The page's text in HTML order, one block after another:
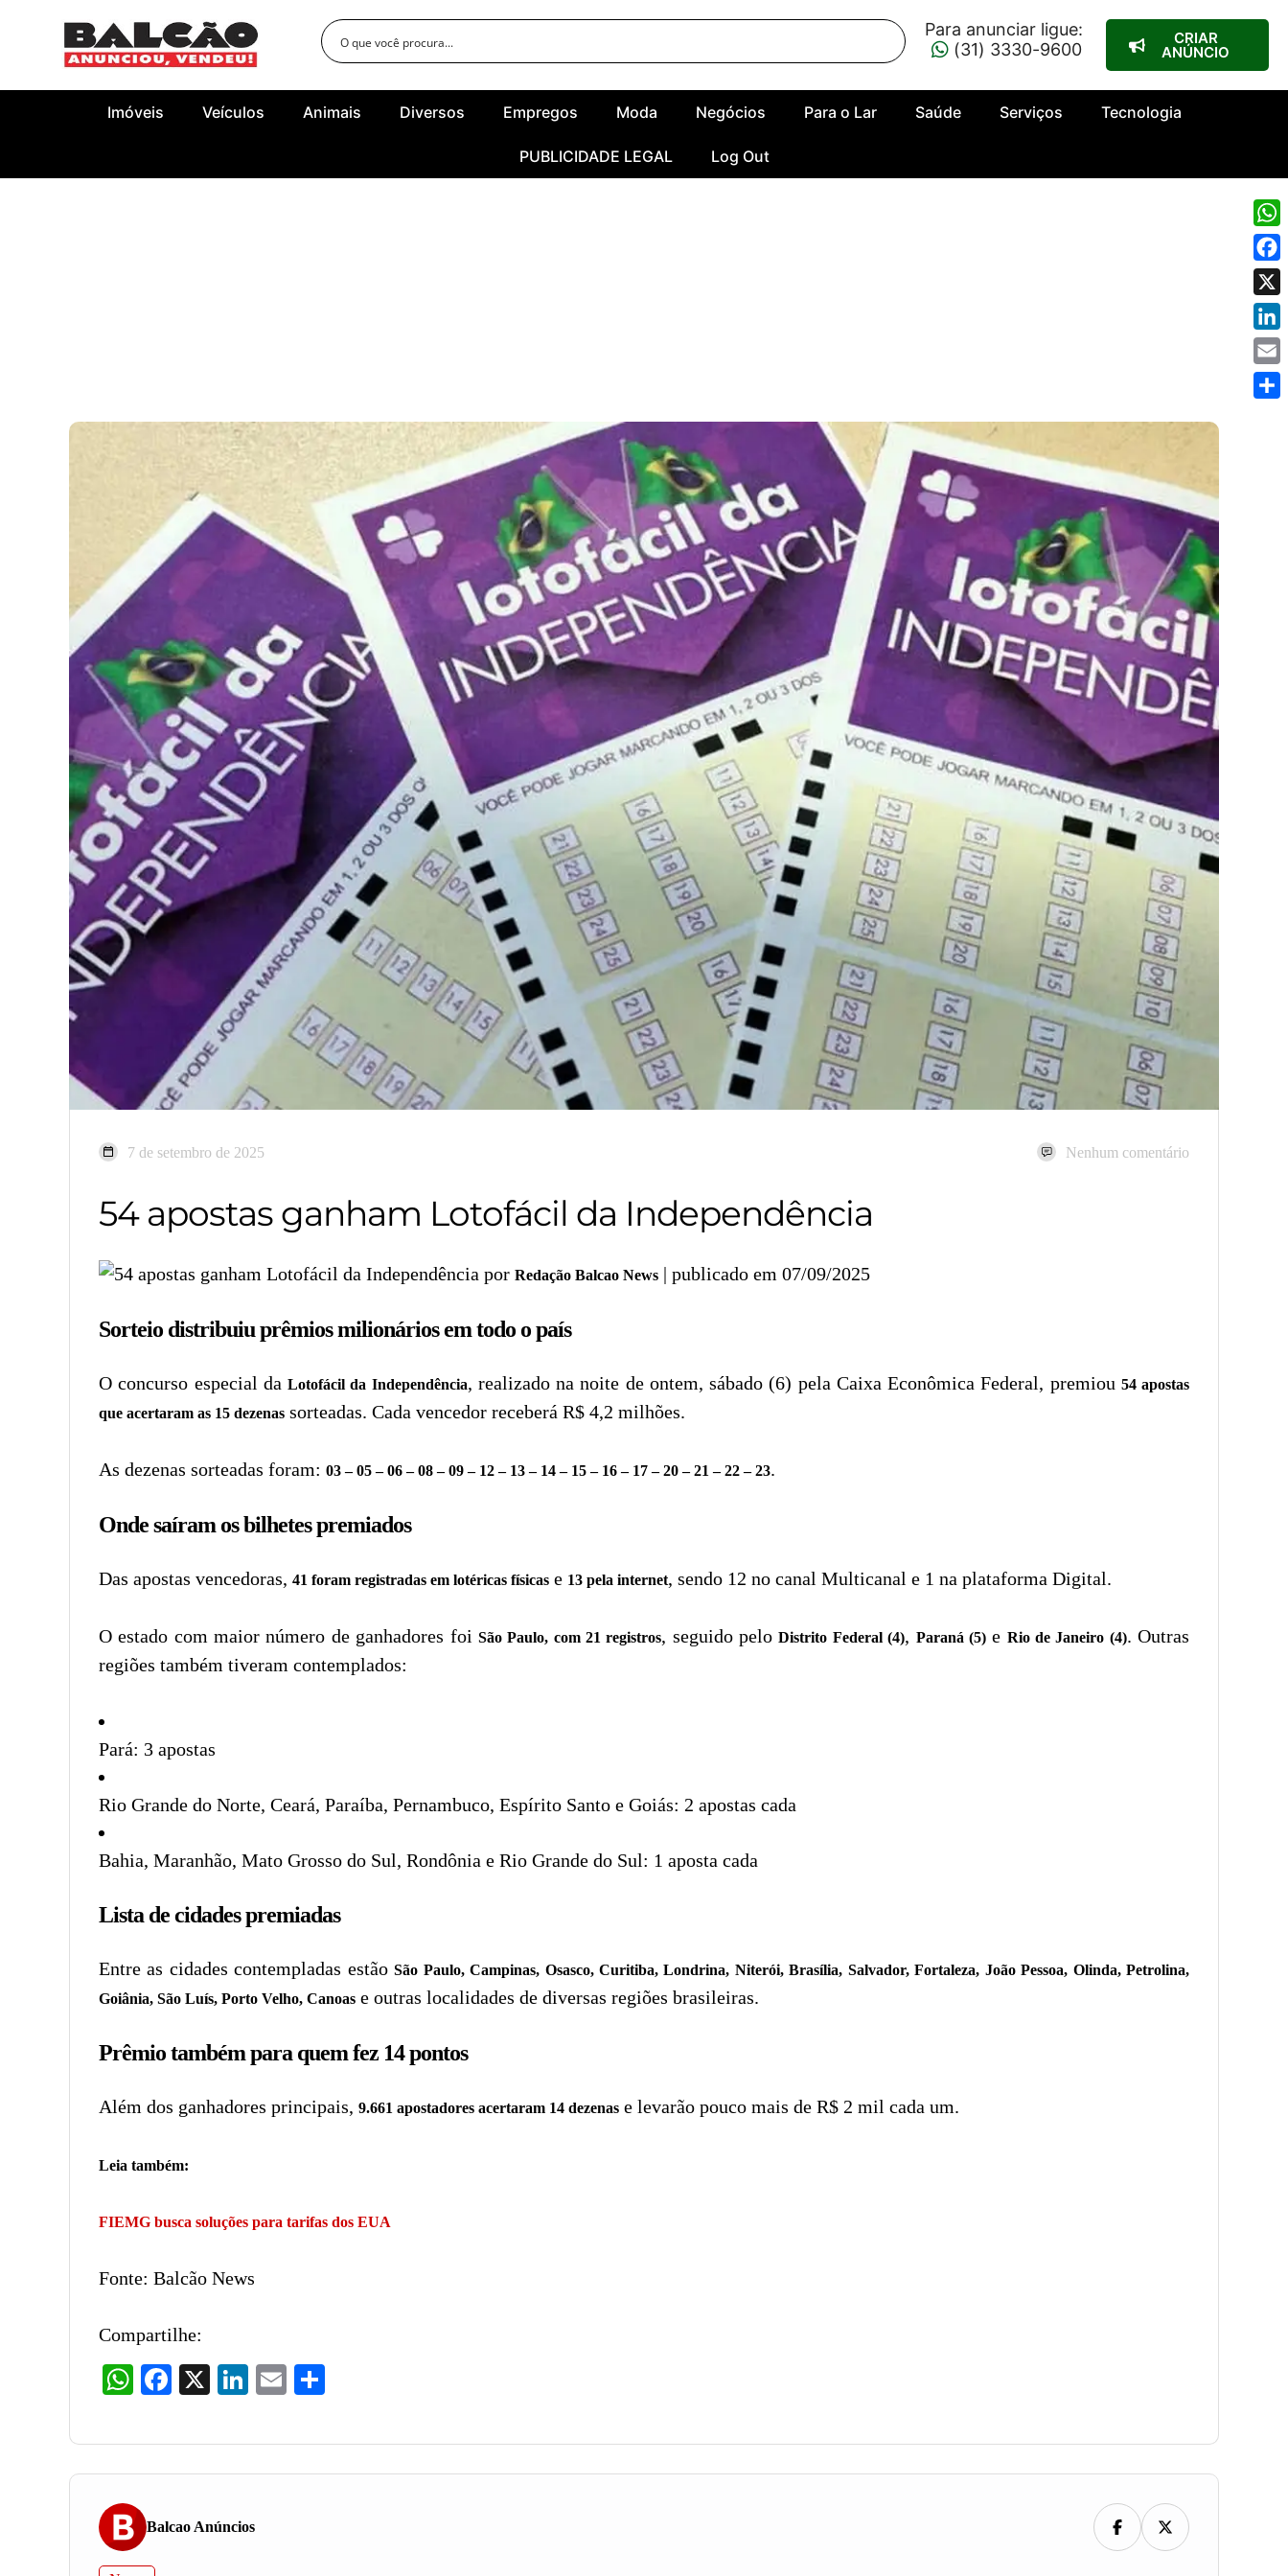
Para anunciar ligue:
(31) 3330-9600
CRIAR
ANÚNCIO
Imóveis Veículos Animais Diversos Empregos Moda Negócios Para o Lar Saúde Serviços Tecnologia
PUBLICIDADE LEGAL Log Out
7 de setembro de 2025 Nenhum comentário
54 apostas ganham Lotofácil da Independência
por Redação Balcao News | publicado em 07/09/2025
Sorteio distribuiu prêmios milionários em todo o país
O concurso especial da Lotofácil da Independência, realizado na noite de ontem, sábado (6) pela Caixa Econômica Federal, premiou 54 apostas
que acertaram as 15 dezenas sorteadas. Cada vencedor receberá R$ 4,2 milhões.
As dezenas sorteadas foram: 03 – 05 – 06 – 08 – 09 – 12 – 13 – 14 – 15 – 16 – 17 – 20 – 21 – 22 – 23.
Onde saíram os bilhetes premiados
Das apostas vencedoras, 41 foram registradas em lotéricas físicas e 13 pela internet, sendo 12 no canal Multicanal e 1 na plataforma Digital.
O estado com maior número de ganhadores foi São Paulo, com 21 registros, seguido peloDistrito Federal (4), Paraná (5)e Rio de Janeiro (4). Outras
regiões também tiveram contemplados:
Pará: 3 apostas
Rio Grande do Norte, Ceará, Paraíba, Pernambuco, Espírito Santo e Goiás: 2 apostas cada
Bahia, Maranhão, Mato Grosso do Sul, Rondônia e Rio Grande do Sul: 1 aposta cada
Lista de cidades premiadas
Entre as cidades contempladas estãoSão Paulo, Campinas, Osasco, Curitiba, Londrina, Niterói, Brasília, Salvador, Fortaleza, João Pessoa, Olinda, Petrolina,
Goiânia, São Luís, Porto Velho, Canoas e outras localidades de diversas regiões brasileiras.
Prêmio também para quem fez 14 pontos
Além dos ganhadores principais, 9.661 apostadores acertaram 14 dezenas e levarão pouco mais de R$ 2 mil cada um.
Leia também:
FIEMG busca soluções para tarifas dos EUA
Fonte: Balcão News
Compartilhe:
WhatsAppFacebook LinkedInEmail
Balcao Anúncios
X